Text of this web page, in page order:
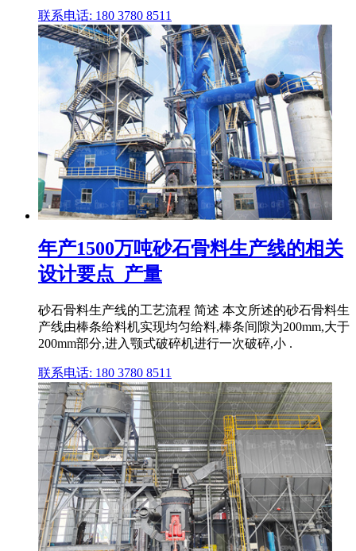
联系电话: 180 3780 8511
年产1500万吨砂石骨料生产线的相关
设计要点_产量
砂石骨料生产线的工艺流程 简述 本文所述的砂石骨料生
产线由棒条给料机实现均匀给料,棒条间隙为200mm,大于
200mm部分,进入颚式破碎机进行一次破碎,小 .
联系电话: 180 3780 8511